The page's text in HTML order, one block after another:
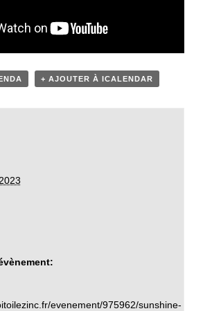
+ AJOUTER À ICALENDAR
evenement/975962/sunshine-